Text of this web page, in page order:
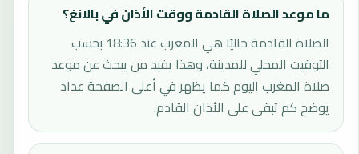
ما موعد الصلاة القادمة ووقت الأذان في بالانغ؟
الصلاة القادمة حاليًا هي المغرب عند 18:36 بحسب
التوقيت المحلي للمدينة، وهذا يفيد من يبحث عن موعد
صلاة المغرب اليوم كما يظهر في أعلى الصفحة عداد
يوضح كم تبقى على الأذان القادم.